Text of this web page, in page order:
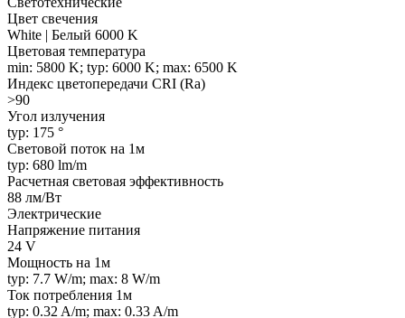
Цвет свечения
White | Белый 6000 K
Цветовая температура
min: 5800 K; typ: 6000 K; max: 6500 K
Индекс цветопередачи CRI (Ra)
>90
Угол излучения
typ: 175 °
Световой поток на 1м
typ: 680 lm/m
Расчетная световая эффективность
88 лм/Вт
Электрические
Напряжение питания
24 V
Мощность на 1м
typ: 7.7 W/m; max: 8 W/m
Ток потребления 1м
typ: 0.32 A/m; max: 0.33 A/m